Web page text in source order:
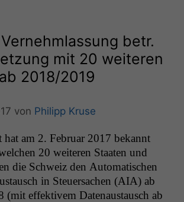
Vernehmlassung betr.
mit 20 weiteren
2018/2019
von Philipp Kruse
hat am 2. Feb­ru­ar 2017 bekan­nt
20 weit­eren Staat­en und
die Schweiz den Automa­tis­chen
in Steuer­sachen (AIA) ab
(mit effek­tivem Date­naus­tausch ab